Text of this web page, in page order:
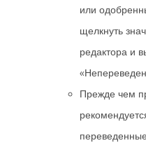
или
щелкнуть
редактора и
Прежде чем